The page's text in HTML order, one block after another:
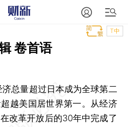
T中
卷首语
总量超过日本成为全球第二
越美国居世界第一。从经济
改革开放后的30年中完成了